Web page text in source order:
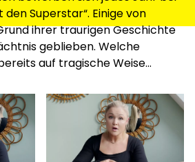
Superstar“. Einige von
ihrer traurigen Geschichte
geblieben. Welche
auf tragische Weise